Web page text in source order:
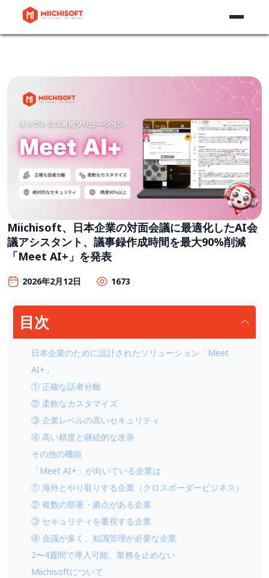
Miichisoft、日本企業の対面会議に最適化したAI会
議アシスタント、議事録作成時間を最大90%削減
「Meet AI+」を発表
2026年2月12日 1673
目次
日本企業のために設計されたソリューション「Meet
AI+」
① 正確な話者分離
② 柔軟なカスタマイズ
③ 企業レベルの高いセキュリティ
④ 高い精度と継続的な改善
その他の機能
「Meet AI+」が向いている企業は
① 海外とやり取りする企業（クロスボーダービジネス）
② 複数の部署・拠点がある企業
③ セキュリティを重視する企業
④ 会議が多く、知識管理が必要な企業
2〜4週間で導入可能、業務を止めない
Miichisoftについて